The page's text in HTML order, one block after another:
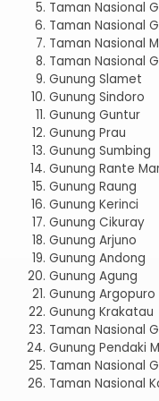
Taman Nasional
Taman Nasional
Taman Nasional
Taman Nasional
Gunung Slamet
Gunung Sindoro
Gunung Guntur
Gunung Prau
Gunung Sumbing
Gunung Rante
Gunung Raung
Gunung Kerinci
Gunung Cikuray
Gunung Arjuno
Gunung Andong
Gunung Agung
Gunung Argopuro
Gunung Krakatau
Taman Nasional
Gunung Pendaki
Taman Nasional
Taman Nasional